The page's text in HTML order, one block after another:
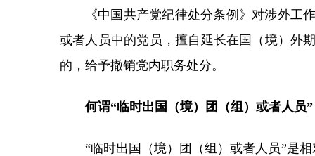
《中国共产党纪律处分条例》对涉外
或者人员中的党员，擅自延长在国（境）外
的，给予撤销党内职务处分。
何谓“临时出国（境）团（组）或者人员”
“临时出国（境）团（组）或者人员”是